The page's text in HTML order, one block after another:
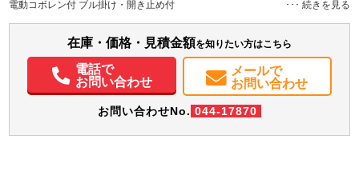
電動格納ミラー
電動コボレン付 ブル掛け・開き止め付
在庫・価格・見積金額を知りたい方はこちら
電話で
お問い合わせ
メールで
お問い合わせ
お問い合わせNo. 044-17870